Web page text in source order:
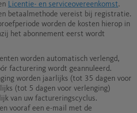
Licentie- en serviceovereenkomst.
betaalmethode vereist bij registratie.
worden de kosten hierop in
het abonnement eerst wordt
worden automatisch verlengd,
facturering wordt geannuleerd.
worden jaarlijks (tot 35 dagen voor
(tot 5 dagen voor verlenging)
van uw factureringscyclus.
vooraf een e-mail met de